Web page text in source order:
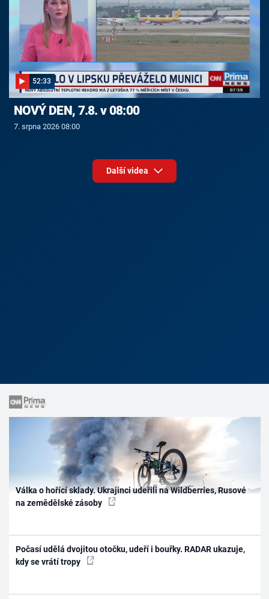
52:33
NOVÝ DEN, 7.8. v 08:00
7. srpna 2026 08:00
Další videa
Válka o hořící sklady. Ukrajinci udeřili na Wildberries, Rusové
na zemědělské zásoby
Počasí udělá dvojitou otočku, udeří i bouřky. RADAR ukazuje,
kdy se vrátí tropy